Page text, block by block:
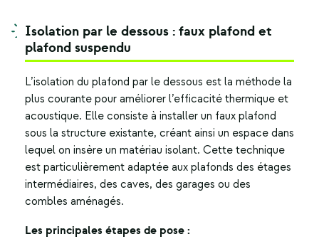
Isolation par le dessous : faux plafond et
plafond suspendu
L’isolation du plafond par le dessous est la méthode la
plus courante pour améliorer l’efficacité thermique et
acoustique. Elle consiste à installer un faux plafond
sous la structure existante, créant ainsi un espace dans
lequel on insère un matériau isolant. Cette technique
est particulièrement adaptée aux plafonds des étages
intermédiaires, des caves, des garages ou des
combles aménagés.
Les principales étapes de pose :